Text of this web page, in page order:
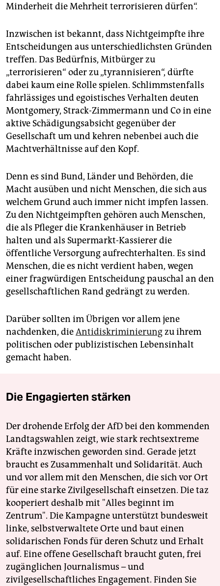
Minderheit die Mehrheit terrorisieren dürfen“.
Inzwischen ist bekannt, dass Nichtgeimpfte ihre
Entscheidungen aus unterschiedlichsten Gründen
treffen. Das Bedürfnis, Mitbürger zu
„terrorisieren“ oder zu „tyrannisieren“, dürfte
dabei kaum eine Rolle spielen. Schlimmstenfalls
fahrlässiges und egoistisches Verhalten deuten
Montgomery, Strack-Zimmermann und Co in eine
aktive Schädigungsabsicht gegenüber der
Gesellschaft um und kehren nebenbei auch die
Machtverhältnisse auf den Kopf.
Denn es sind Bund, Länder und Behörden, die
Macht ausüben und nicht Menschen, die sich aus
welchem Grund auch immer nicht impfen lassen.
Zu den Nichtgeimpften gehören auch Menschen,
die als Pfleger die Krankenhäuser in Betrieb
halten und als Supermarkt-Kassierer die
öffentliche Versorgung aufrechterhalten. Es sind
Menschen, die es nicht verdient haben, wegen
einer fragwürdigen Entscheidung pauschal an den
gesellschaftlichen Rand gedrängt zu werden.
Darüber sollten im Übrigen vor allem jene
nachdenken, dieAntidiskriminierungzu ihrem
politischen oder publizistischen Lebensinhalt
gemacht haben.
Die Engagierten stärken
Der drohende Erfolg der AfD bei den kommenden
Landtagswahlen zeigt, wie stark rechtsextreme
Kräfte inzwischen geworden sind. Gerade jetzt
braucht es Zusammenhalt und Solidarität. Auch
und vor allem mit den Menschen, die sich vor Ort
für eine starke Zivilgesellschaft einsetzen. Die taz
kooperiert deshalb mit "Alles beginnt im
Zentrum". Die Kampagne unterstützt bundesweit
linke, selbstverwaltete Orte und baut einen
solidarischen Fonds für deren Schutz und Erhalt
auf. Eine offene Gesellschaft braucht guten, frei
zugänglichen Journalismus – und
zivilgesellschaftliches Engagement. Finden Sie